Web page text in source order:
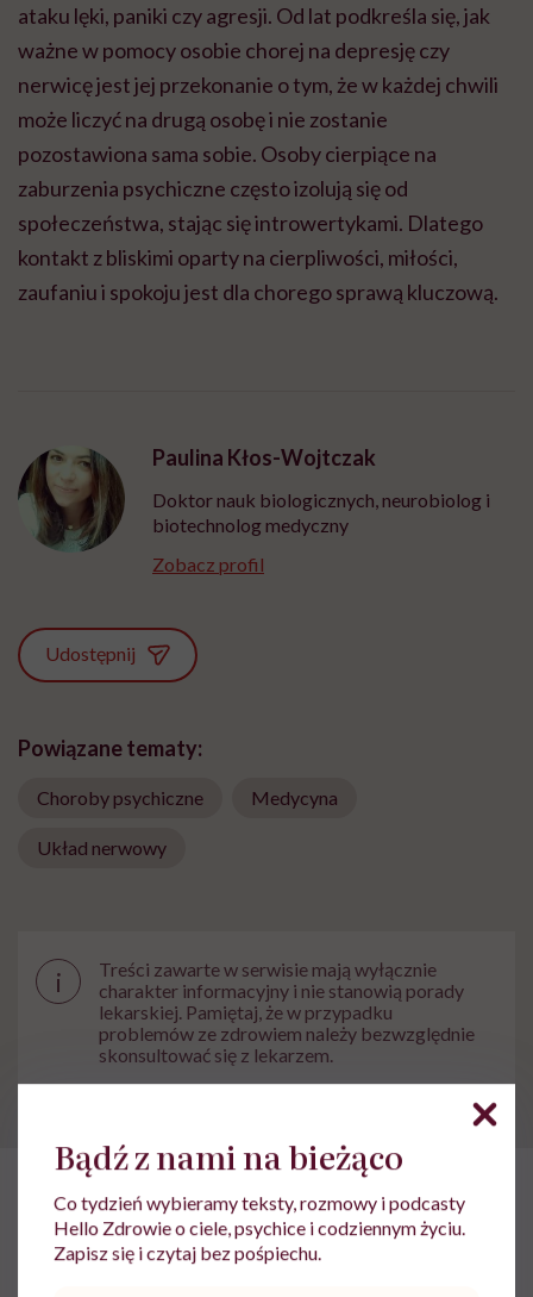
ataku lęki, paniki czy agresji. Od lat podkreśla się, jak
ważne w pomocy osobie chorej na depresję czy
nerwicę jest jej przekonanie o tym, że w każdej chwili
może liczyć na drugą osobę i nie zostanie
pozostawiona sama sobie. Osoby cierpiące na
zaburzenia psychiczne często izolują się od
społeczeństwa, stając się introwertykami. Dlatego
kontakt z bliskimi oparty na cierpliwości, miłości,
zaufaniu i spokoju jest dla chorego sprawą kluczową.
Paulina Kłos-Wojtczak
Doktor nauk biologicznych, neurobiolog i
biotechnolog medyczny
Zobacz profil
Udostępnij
Powiązane tematy:
Choroby psychiczne Medycyna
Układ nerwowy
i
Treści zawarte w serwisie mają wyłącznie
charakter informacyjny i nie stanowią porady
lekarskiej. Pamiętaj, że w przypadku
problemów ze zdrowiem należy bezwzględnie
skonsultować się z lekarzem.
HelloZdrowie › Choroby › Objawy › Miłość Doroty i Pawła w
Miłość Doroty i Pawła w cieniu
Bądź z nami na bieżąco
Co tydzień wybieramy teksty, rozmowy i podcasty
Hello Zdrowie o ciele, psychice i codziennym życiu.
Zapisz się i czytaj bez pośpiechu.